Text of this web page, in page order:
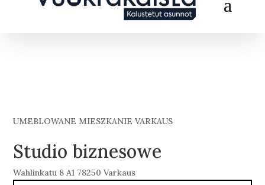
UMEBLOWANE MIESZKANIE VARKAUS
Studio biznesowe
Wahlinkatu 8 A1 78250 Varkaus